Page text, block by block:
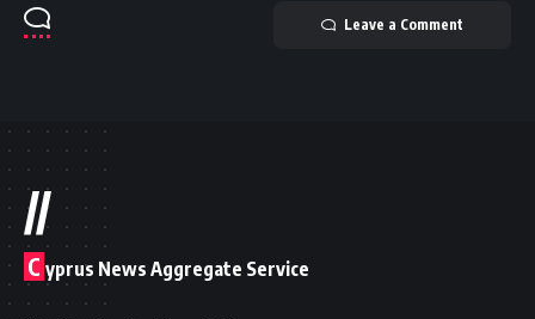
Leave a Comment
//
C yprus News Aggregate Service